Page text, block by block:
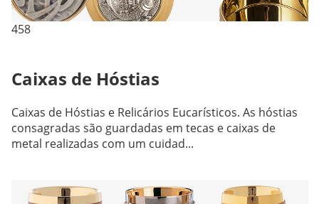
458
Caixas de Hóstias
Caixas de Hóstias e Relicários Eucarísticos. As hóstias
consagradas são guardadas em tecas e caixas de
metal realizadas com um cuidad...